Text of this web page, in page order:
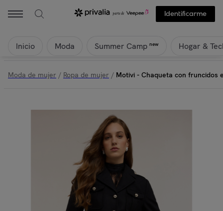
Identificarme
Inicio Moda Summer Camp new Hogar &
Moda de mujer / Ropa de mujer / Motivi - Chaqueta con fruncidos